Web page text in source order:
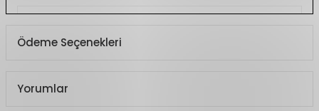
Ürün Açıklaması
Koku Türü
Ödeme Seçenekleri
Yorumlar